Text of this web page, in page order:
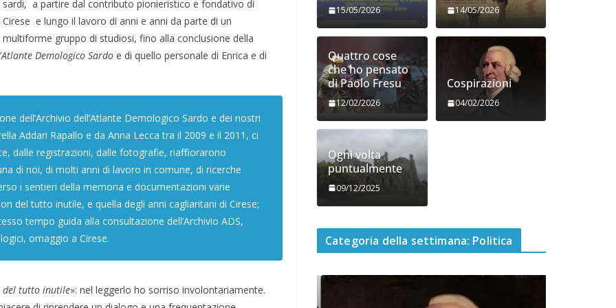
sardi, a partire dal contributo pionieristico e fondativo di
Cirese e lungo il lavoro di anni e anni da parte di un
multiforme gruppo di studiosi, fino alla conclusione della
Atlante Demologico Sardo e di quello personale di Enrica e di
dell’Archivio dell’Atlante Demologico Sardo e dei nostri
Addari Rapallo e da Anna Lecca tra il 2009 e il 2011, ci
dalle registrazioni, dalle fotografie, riaffiorarono
di noi, di molti anni di lavoro in comune, di ricerche
i sentieri della memoria e documentazioni varie
del tutto inutile, e quella degli anni cagliaritani di Cirese;
tempo guida alla consultazione dell’Archivio ADS,
omaggio a Cirese.
del tutto inutile»: nel leggerlo ho sorriso involontariamente.
15/05/2026 14/05/2026
Quattro cose
che ho pensato
di Paolo Fresu
12/02/2026
Cospirazioni
04/02/2026
Ogni volta
puntualmente
09/12/2025
Categoria della settimana: Politica